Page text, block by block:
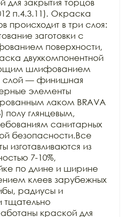
закрытия торцов
п.4.3.11). Окраска
происходит в три слоя:
заготовки с
поверхности,
двухкомпонентной
шлифованием
слой — финишная
элементы
лаком BRAVA
полу глянцевым,
санитарных
безопасности.Все
изготавливаются из
7-10%,
по длине и ширине
клеев зарубежных
радиусы и
тщательно
краской для